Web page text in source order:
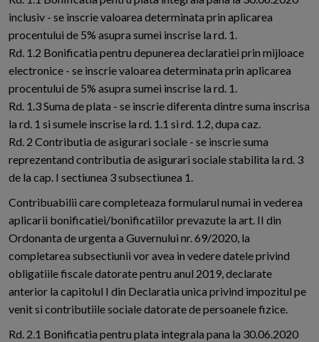
inclusiv - se inscrie valoarea determinata prin aplicarea
procentului de 5% asupra sumei inscrise la rd. 1.
Rd. 1.2 Bonificatia pentru depunerea declaratiei prin mijloace
electronice - se inscrie valoarea determinata prin aplicarea
procentului de 5% asupra sumei inscrise la rd. 1.
Rd. 1.3 Suma de plata - se inscrie diferenta dintre suma inscrisa
la rd. 1 si sumele inscrise la rd. 1.1 si rd. 1.2, dupa caz.
Rd. 2 Contributia de asigurari sociale - se inscrie suma
reprezentand contributia de asigurari sociale stabilita la rd. 3
de la cap. I sectiunea 3 subsectiunea 1.
Contribuabilii care completeaza formularul numai in vederea
aplicarii bonificatiei/bonificatiilor prevazute la art. II din
Ordonanta de urgenta a Guvernului nr. 69/2020, la
completarea subsectiunii vor avea in vedere datele privind
obligatiile fiscale datorate pentru anul 2019, declarate
anterior la capitolul I din Declaratia unica privind impozitul pe
venit si contributiile sociale datorate de persoanele fizice.
Rd. 2.1 Bonificatia pentru plata integrala pana la 30.06.2020